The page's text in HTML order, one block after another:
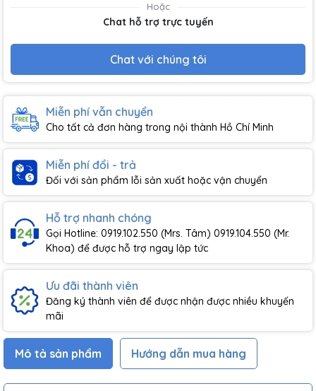
Hoặc
Chat hỗ trợ trực tuyến
Chat với chúng tôi
Miễn phí vẫn chuyển
Cho tất cả đơn hàng trong nội thành Hồ Chí Minh
Miễn phí đổi - trả
Đối với sản phẩm lỗi sản xuất hoặc vận chuyển
Hỗ trợ nhanh chóng
Gọi Hotline: 0919.102.550 (Mrs. Tâm) 0919.104.550 (Mr.
Khoa) để được hỗ trợ ngay lập tức
Ưu đãi thành viên
Đăng ký thành viên để được nhận được nhiều khuyến
mãi
Mô tả sản phẩm Hướng dẫn mua hàng